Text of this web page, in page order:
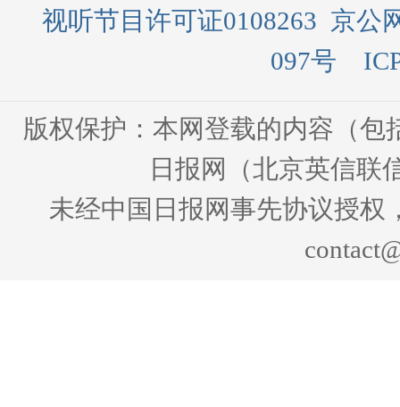
视听节目许可证0108263 京公
097号
版权保护：本网登载的内容（
日报网（北京英信联
未经中国日报网事先协议授权